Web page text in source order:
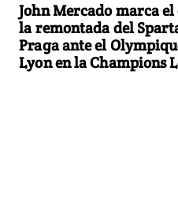
John Mercado marca el
la remontada del
Praga ante el
Lyon en la Champions